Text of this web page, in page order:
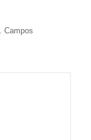
Campos